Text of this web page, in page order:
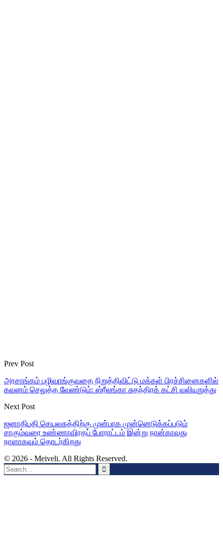
Prev Post
அரசாங்கம் பழிவாங்குவதை நிறுத்திவிட்டு மக்கள் பிரச்சினைகளில்
கவனம் செலுத்த வேண்டும்: ஸ்ரீலங்கா சுதந்திரக் கட்சி வலியுறுத்து
Next Post
ஜனாதிபதி செயலகத்திற்கு முன்பாக முன்னெடுக்கப்படும்
சாகும்வரை உண்ணாவிரதப் போராட்டம் இன்று நான்காவது
நாளாகவும் தொடர்கிறது
© 2026 - Meiveli. All Rights Reserved.